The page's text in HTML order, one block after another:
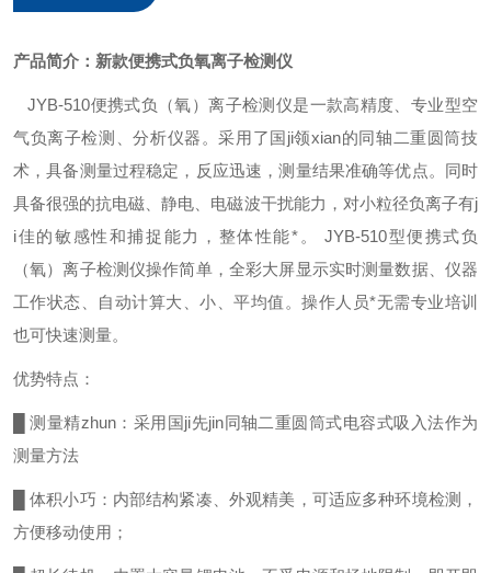
产品简介： 新款便携式负氧离子检测仪
JYB-510便携式负（氧）离子检测仪是一款高精度、专业型空
气负离子检测、分析仪器。采用了国ji领xian的同轴二重圆筒技
术，具备测量过程稳定，反应迅速，测量结果准确等优点。同时
具备很强的抗电磁、静电、电磁波干扰能力，对小粒径负离子有j
i佳的敏感性和捕捉能力，整体性能*。 JYB-510型便携式负
（氧）离子检测仪操作简单，全彩大屏显示实时测量数据、仪器
工作状态、自动计算大、小、平均值。操作人员*无需专业培训
也可快速测量。
优势特点：
█ 测量精zhun：采用国ji先jin同轴二重圆筒式电容式吸入法作为
测量方法
█ 体积小巧：内部结构紧凑、外观精美，可适应多种环境检测，
方便移动使用；